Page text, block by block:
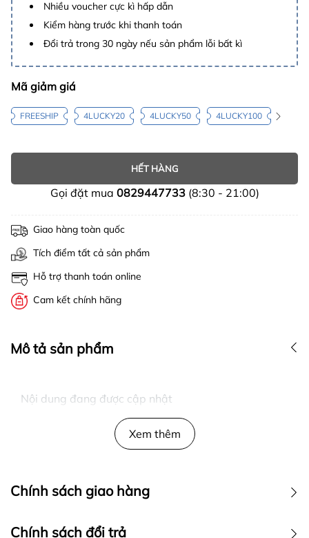
Nhiều voucher cực kì hấp dẫn
Kiểm hàng trước khi thanh toán
Đổi trả trong 30 ngày nếu sản phẩm lỗi bất kì
Mã giảm giá
FREESHIP 4LUCKY20 4LUCKY50 4LUCKY100
HẾT HÀNG
Gọi đặt mua 0829447733(8:30 - 21:00)
Giao hàng toàn quốc
Tích điểm tất cả sản phẩm
Hỗ trợ thanh toán online
Cam kết chính hãng
Mô tả sản phẩm
Nội dung đang được cập nhật
Xem thêm
Chính sách giao hàng
Chính sách đổi trả